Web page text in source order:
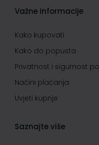
Važne informacije
Kako kupovati
Kako do popusta
Privatnost i sigurnost
Načini plaćanja
Uvjeti kupnje
Saznajte više